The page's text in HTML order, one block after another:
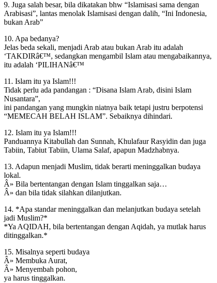
9. Juga salah besar, bila dikatakan bhw “Islamisasi sama dengan
Arabisasi”, lantas menolak Islamisasi dengan dalih, “Ini Indonesia,
bukan Arab”
10. Apa bedanya?
Jelas beda sekali, menjadi Arab atau bukan Arab itu adalah
‘TAKDIRâ€™, sedangkan mengambil Islam atau mengabaikannya,
itu adalah ‘PILIHANâ€™
11. Islam itu ya Islam!!!
Tidak perlu ada pandangan : “Disana Islam Arab, disini Islam
Nusantara”,
ini pandangan yang mungkin niatnya baik tetapi justru berpotensi
“MEMECAH BELAH ISLAM”. Sebaiknya dihindari.
12. Islam itu ya Islam!!!
Panduannya Kitabullah dan Sunnah, Khulafaur Rasyidin dan juga
Tabiin, Tabiut Tabiin, Ulama Salaf, apapun Madzhabnya.
13. Adapun menjadi Muslim, tidak berarti meninggalkan budaya
lokal.
Â» Bila bertentangan dengan Islam tinggalkan saja…
Â» dan bila tidak silahkan dilanjutkan.
14. *Apa standar meninggalkan dan melanjutkan budaya setelah
jadi Muslim?*
*Ya AQIDAH, bila bertentangan dengan Aqidah, ya mutlak harus
ditinggalkan.*
15. Misalnya seperti budaya
Â» Membuka Aurat,
Â» Menyembah pohon,
ya harus tinggalkan.